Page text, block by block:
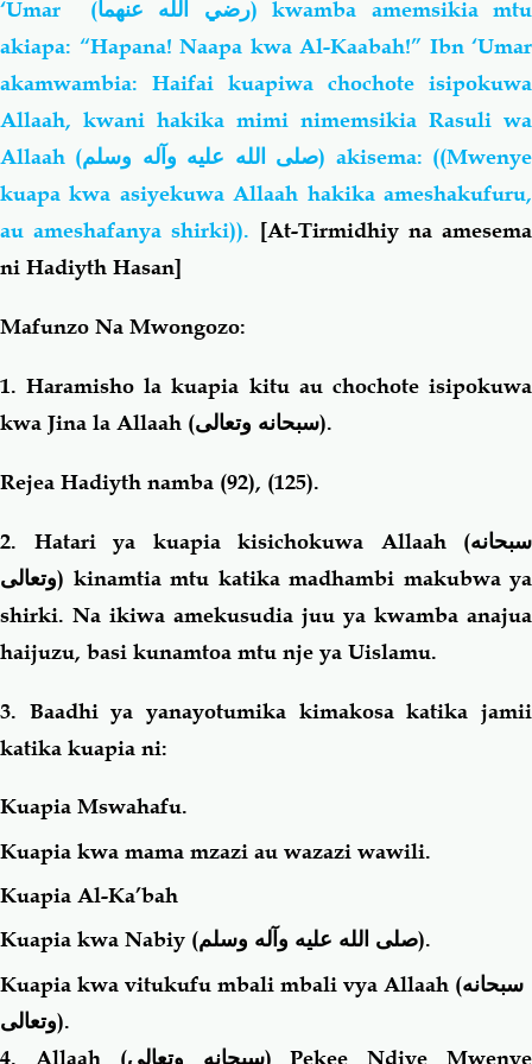
‘Umar
(رضي الله عنهما) kwamba amemsikia mtu
akiapa: “Hapana! Naapa kwa Al-Kaabah!” Ibn ‘Umar
akamwambia: Haifai kuapiwa chochote isipokuwa
Allaah, kwani hakika mimi nimemsikia Rasuli wa
Allaah (صلى الله عليه وآله وسلم) akisema: ((Mwenye
kuapa kwa asiyekuwa Allaah hakika ameshakufuru,
au ameshafanya shirki)). [At-Tirmidhiy na amesema
ni Hadiyth Hasan]
Mafunzo Na Mwongozo:
1. Haramisho la kuapia kitu au chochote isipokuwa
kwa Jina la Allaah (سبحانه وتعالى).
Rejea Hadiyth namba (92), (125).
2. Hatari ya kuapia kisichokuwa Allaah (سبحانه
وتعالى) kinamtia mtu katika madhambi makubwa ya
shirki. Na ikiwa amekusudia juu ya kwamba anajua
haijuzu, basi kunamtoa mtu nje ya Uislamu.
3. Baadhi ya yanayotumika kimakosa katika jamii
katika kuapia ni:
Kuapia Mswahafu.
Kuapia kwa mama mzazi au wazazi wawili.
Kuapia Al-Ka’bah
Kuapia kwa Nabiy (صلى الله عليه وآله وسلم).
Kuapia kwa vitukufu mbali mbali vya Allaah (سبحانه
وتعالى).
4. Allaah (سبحانه وتعالى) Pekee Ndiye Mwenye